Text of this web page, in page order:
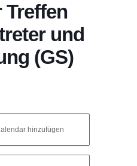
Treffen
und
(GS)
hinzufügen